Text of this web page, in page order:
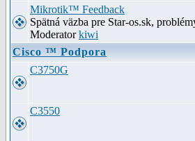
Mikrotik™ Feedback
Spätná väzba pre Star-os.sk,
Moderatorkiwi
Cisco ™ Podpora
C3750G
C3550